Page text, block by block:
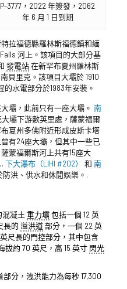
P-3777，2022 年簽發，2062
年 6 月 1 日到期
拉福德縣羅林斯福德鎮和緬
河上。該項目的大部分基
發電站在新罕布夏州羅林斯
貝里克。該項目大壩於 1910
的水電部分於1983年安裝。
壩，此前只有一座大壩。 南
壩下游數英里處，薩蒙福爾
夏州多佛附近形成皮斯卡塔
有24座大壩，但其中一些已
蒙福爾斯河上共有15座大
下大瀑布（LIHI #202） 和 南
防洪、供水和休閒娛樂。.
混凝土 重力壩包括一個 12 英
長的 溢洪道部分，一個 22 英
尺長的門控部分，其中包含
拔約 70 英尺，高 15 英寸 閃光
分，洩洪能力為每秒 17,300